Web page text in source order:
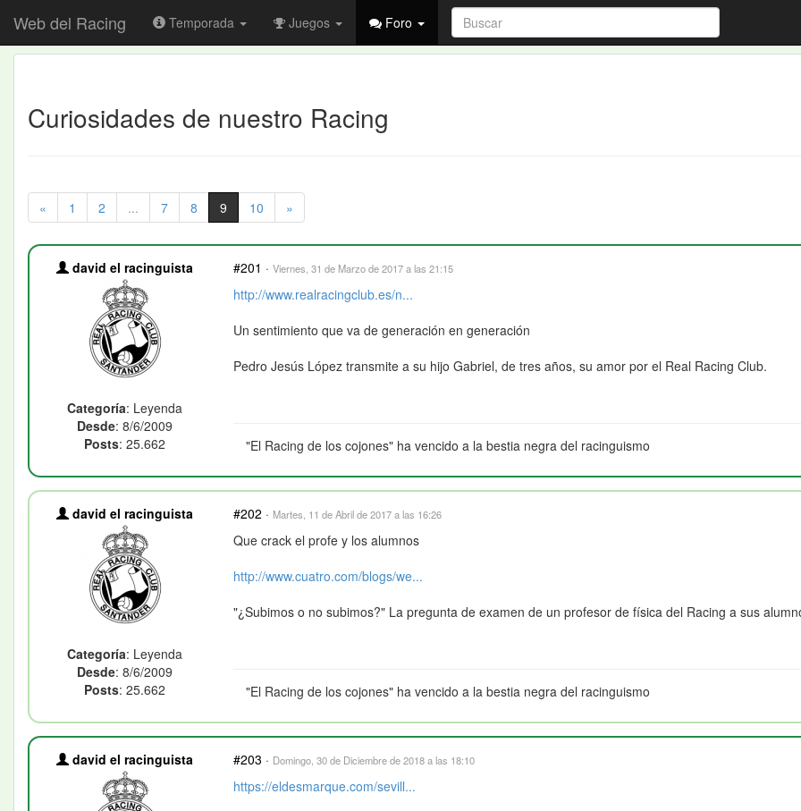
Web del Racing Temporada Juegos Foro
Curiosidades de nuestro Racing
« 1 2 ... 7 8 9 10 »
david el racinguista
Categoría: Leyenda
Desde: 8/6/2009
Posts: 25.662
#201 · Viernes, 31 de Marzo de 2017 a las 21:15
http://www.realracingclub.es/n...
Un sentimiento que va de generación en generación
Pedro Jesús López transmite a su hijo Gabriel, de tres años, su amor por el Real Racing Club.
"El Racing de los cojones" ha vencido a la bestia negra del racinguismo
david el racinguista
Categoría: Leyenda
Desde: 8/6/2009
Posts: 25.662
#202 · Martes, 11 de Abril de 2017 a las 16:26
Que crack el profe y los alumnos
http://www.cuatro.com/blogs/we...
"¿Subimos o no subimos?" La pregunta de examen de un profesor de física del Racing a sus
"El Racing de los cojones" ha vencido a la bestia negra del racinguismo
david el racinguista #203 · Domingo, 30 de Diciembre de 2018 a las 18:10
https://eldesmarque.com/sevill...